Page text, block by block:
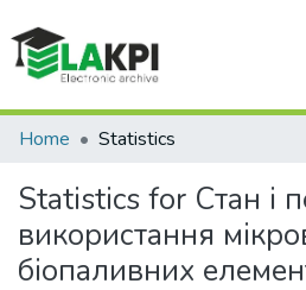
Communities & Collections
All of DSpace
Home Statistics
Statistics for Стан і
використання
біопаливних